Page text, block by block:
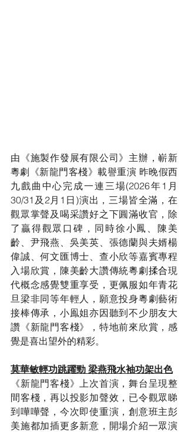
由《施製作發展有限公司》主辦，嶄新
粵劇《新龍門客棧》載譽重演 昨晚假西
九戲曲中心完成一連三場(2026年1月
30/31及2月1日)演出，三場皆全滿，在
觀眾掌聲及喝采讚好之下圓滿收官，除
了贏得觀眾口碑，同時徐小鳳、陳美
齡、尹飛燕、吳美英、張德蘭與夫婿楊
偉誠、何文匯博士、查小欣等嘉賓專程
入場欣賞，陳美齡大讚傳統粵劇揉合現
代概念感覺雙重享受，更佩服如年青花
旦梁非同等年輕人，願意投身粵劇藝術
接棒傳承，小鳯姐亦因聽到不少朋友大
讚《新龍門客棧》，特地前來欣賞，感
覺是喜出望外的精彩。
莫華敏輕功跳躍勁 梁燕飛水袖功架出色
《新龍門客棧》上次首演，舞台呈現整
間客棧，再以投影加聲效，已令觀眾睇
到嘩嘩聲，今次即使重演，創意班主彭
美施都加插更多新意，開場介紹一眾演